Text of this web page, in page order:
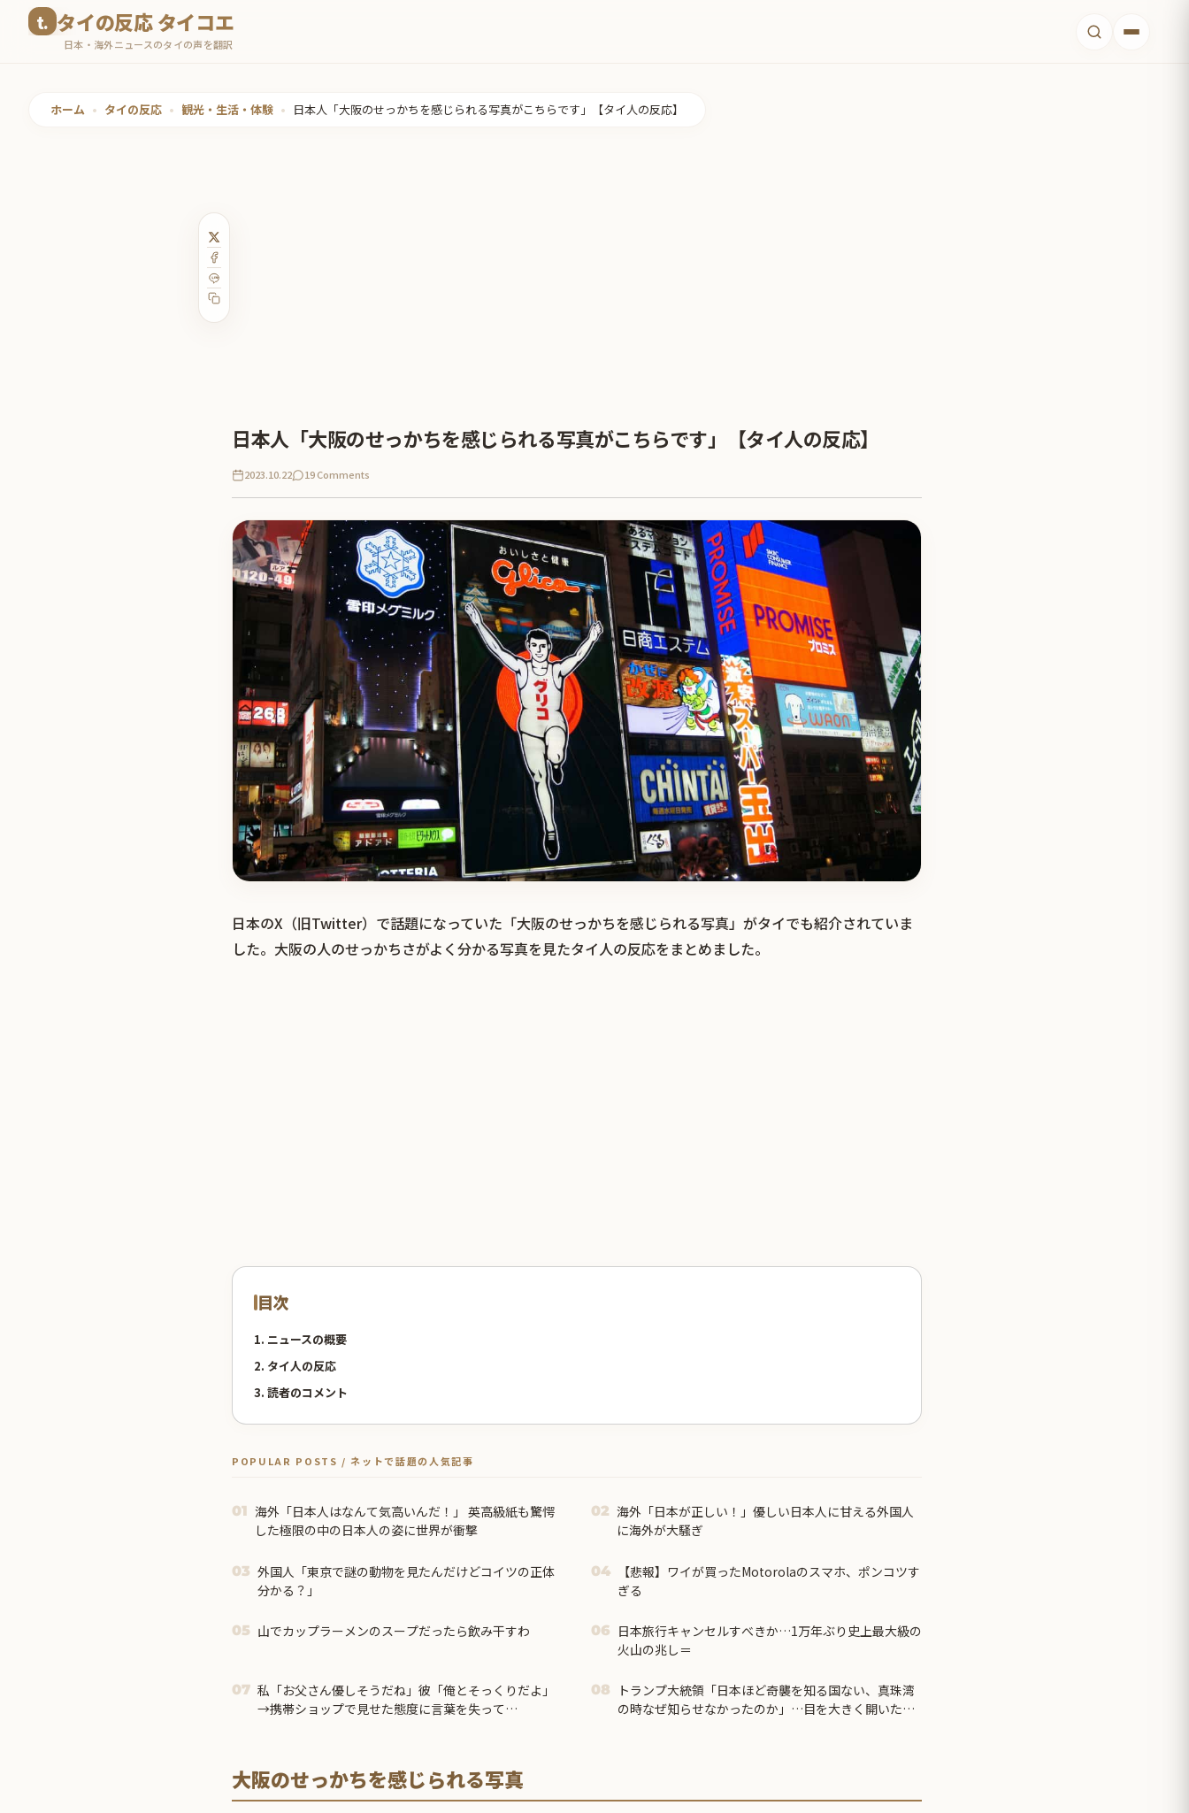
タイの反応 タイコエ
日本・海外ニュースのタイの声を翻訳
ホーム • タイの反応 • 観光・生活・体験 • 日本人「大阪のせっかちを感じられる写真がこちらです」【タイ人の反応】
日本人「大阪のせっかちを感じられる写真がこちらです」【タイ人の反応】
2023.10.22 19 Comments
日本のX（旧Twitter）で話題になっていた「大阪のせっかちを感じられる写真」がタイでも紹介されていま
した。大阪の人のせっかちさがよく分かる写真を見たタイ人の反応をまとめました。
目次
1. ニュースの概要
2. タイ人の反応
3. 読者のコメント
POPULAR POSTS / ネットで話題の人気記事
01 海外「日本人はなんて気高いんだ！」 英高級紙も驚愕
した極限の中の日本人の姿に世界が衝撃
02 海外「日本が正しい！」優しい日本人に甘える外国人
に海外が大騒ぎ
03 外国人「東京で謎の動物を見たんだけどコイツの正体
分かる？」
04
【悲報】ワイが買ったMotorolaのスマホ、ポンコツす
ぎる
05 山でカップラーメンのスープだったら飲み干すわ 06
日本旅行キャンセルすべきか…1万年ぶり史上最大級の
火山の兆し＝
07 私「お父さん優しそうだね」彼「俺とそっくりだよ」
→携帯ショップで見せた態度に言葉を失って…
08
トランプ大統領「日本ほど奇襲を知る国ない、真珠湾
の時なぜ知らせなかったのか」…目を大きく開いた高
大阪のせっかちを感じられる写真